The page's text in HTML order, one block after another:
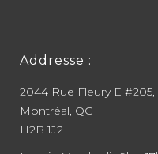
Addresse :
2044 Rue Fleury E #205,
Montréal, QC
H2B 1J2